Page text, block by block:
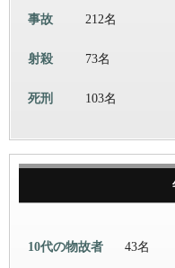
事故 212名
射殺 73名
死刑 103名
10代の物故者 43名